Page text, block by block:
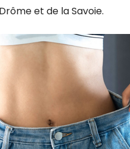
et de la Savoie.